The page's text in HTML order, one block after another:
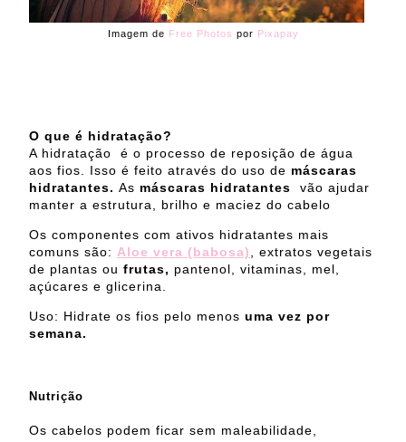
Imagem de Free Photos por Pixapay
O que é hidratação?
A hidratação é o processo de reposição de água
aos fios. Isso é feito através do uso de máscaras
hidratantes. As máscaras hidratantes
vão ajudar
manter a estrutura, brilho e maciez do cabelo
Os componentes com ativos hidratantes mais
comuns são: Aloe vera (babosa), extratos vegetais
de plantas ou frutas, pantenol, vitaminas, mel,
açúcares e glicerina.
Uso: Hidrate os fios pelo menos uma vez por
semana.
Nutrição
Os cabelos podem ficar sem maleabilidade,